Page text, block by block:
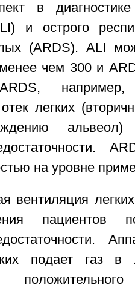
в диагностике
и острого
(ARDS). ALI
чем 300 и
например,
легких
на уровне
вентиляция
пациентов
подает газ в